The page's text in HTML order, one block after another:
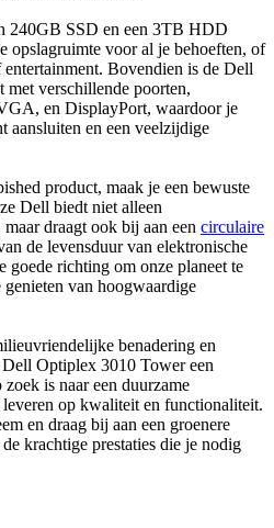
240GB SSD en een 3TB HDD
opslagruimte voor al je behoeften, of
Bovendien is de Dell
verschillende poorten,
en DisplayPort, waardoor je
aansluiten en een veelzijdige
product, maak je een bewuste
Dell biedt niet alleen
draagt ook bij aan een circulaire
de levensduur van elektronische
goede richting om onze planeet te
van hoogwaardige
benadering en
Dell Optiplex 3010 Tower een
is naar een duurzame
op kwaliteit en functionaliteit.
en draag bij aan een groenere
krachtige prestaties die je nodig